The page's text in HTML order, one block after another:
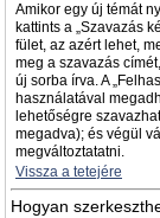
Amikor egy új témát
kattints a „Szavazás
fület, az azért lehet,
meg a szavazás
új sorba írva. A
használatával
lehetőségre
megadva); és végül
megváltoztatatni.
Vissza a tetejére
Hogyan